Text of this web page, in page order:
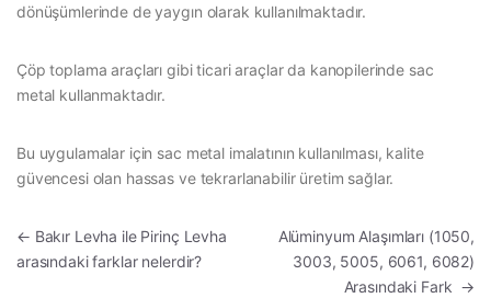
dönüşümlerinde de yaygın olarak kullanılmaktadır.
Çöp toplama araçları gibi ticari araçlar da kanopilerinde sac
metal kullanmaktadır.
Bu uygulamalar için sac metal imalatının kullanılması, kalite
güvencesi olan hassas ve tekrarlanabilir üretim sağlar.
Yazı gezinmesi
← Bakır Levha ile Pirinç Levha
arasındaki farklar nelerdir?
Alüminyum Alaşımları (1050,
3003, 5005, 6061, 6082)
Arasındaki Fark →